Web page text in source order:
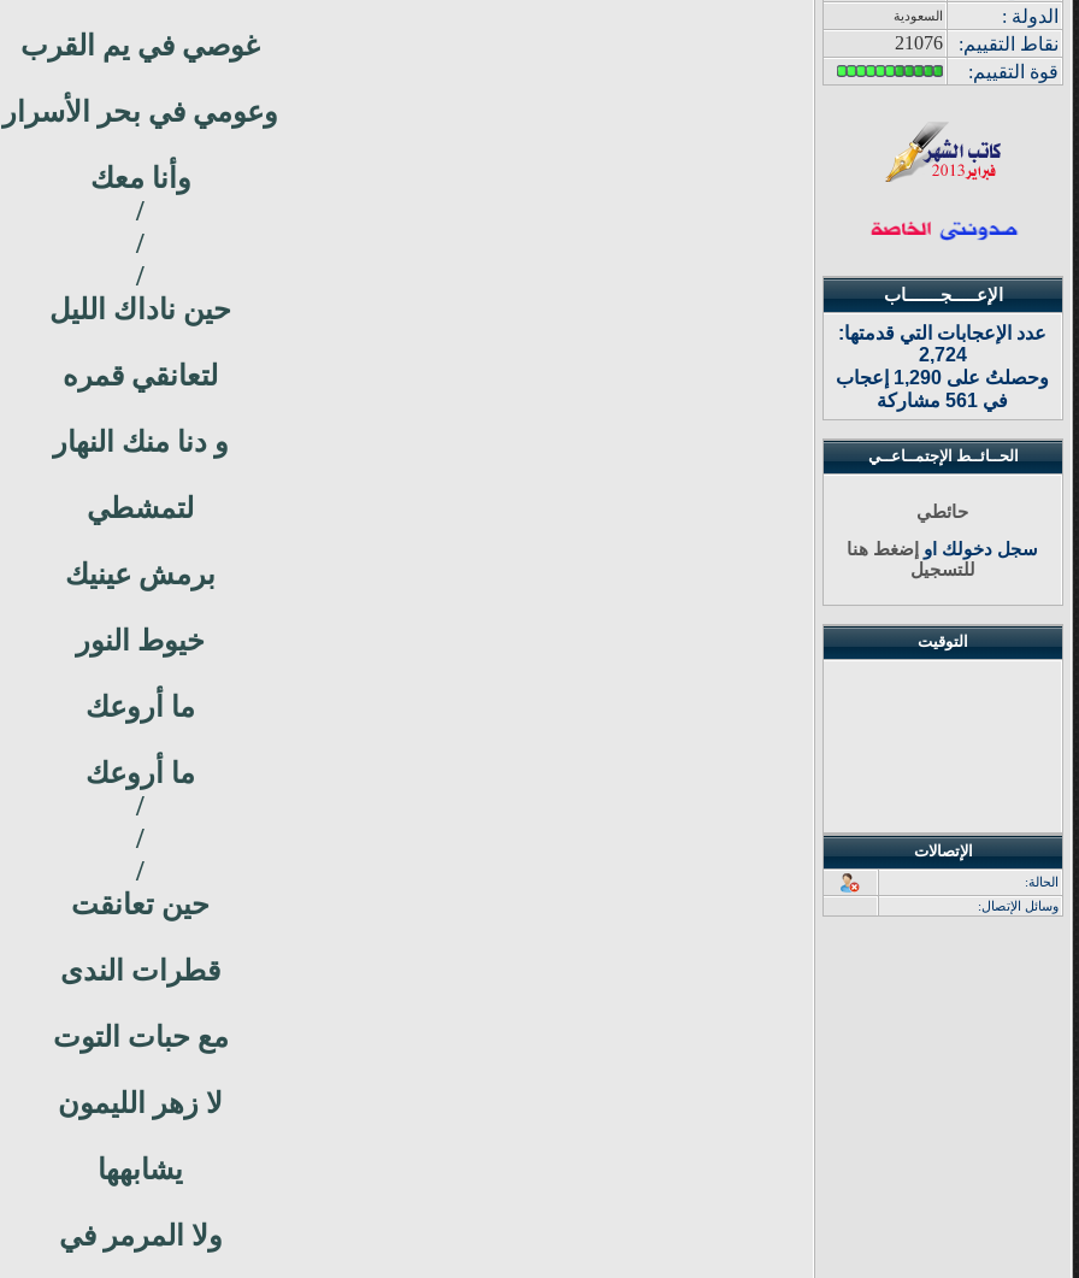
الدولة : السعودية
نقاط التقييم:
21076
قوة التقييم:
الإعـــــجـــــــاب
عدد الإعجابات التي قدمتها:
2,724
وحصلتُ على 1,290 إعجاب
في 561 مشاركة
الحــائــط الإجتمــاعــي
حائطي
سجل دخولك او إضغط هنا
للتسجيل
التوقيت
الإتصالات
الحالة:
وسائل الإتصال:
غوصي في يم القرب
وعومي في بحر الأسرار
وأنا معك
/
/
/
حين ناداك الليل
لتعانقي قمره
و دنا منك النهار
لتمشطي
برمش عينيك
خيوط النور
ما أروعك
ما أروعك
/
/
/
حين تعانقت
قطرات الندى
مع حبات التوت
لا زهر الليمون
يشابهها
ولا المرمر في